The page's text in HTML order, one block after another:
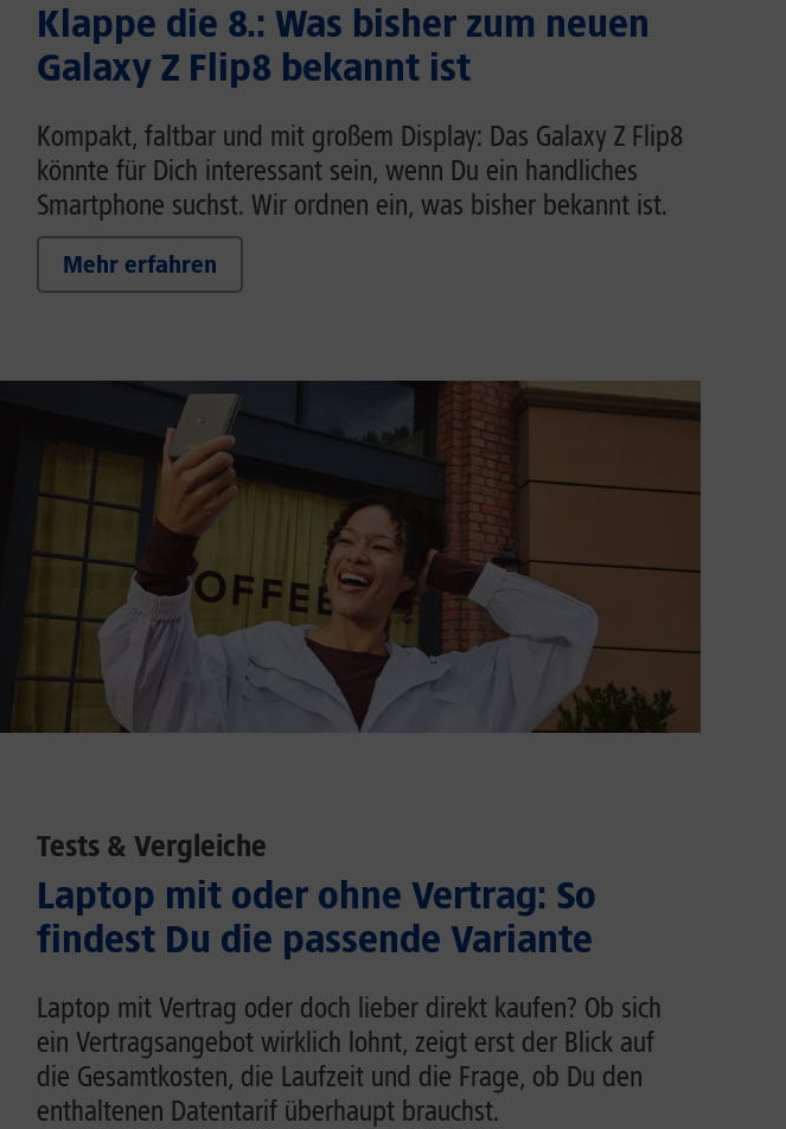
Klappe die 8.: Was bisher zum neuen
Galaxy Z Flip8 bekannt ist
Kompakt, faltbar und mit großem Display: Das Galaxy Z Flip8
könnte für Dich interessant sein, wenn Du ein handliches
Smartphone suchst. Wir ordnen ein, was bisher bekannt ist.
Mehr erfahren
Tests & Vergleiche
Laptop mit oder ohne Vertrag: So
findest Du die passende Variante
Laptop mit Vertrag oder doch lieber direkt kaufen? Ob sich
ein Vertragsangebot wirklich lohnt, zeigt erst der Blick auf
die Gesamtkosten, die Laufzeit und die Frage, ob Du den
enthaltenen Datentarif überhaupt brauchst.